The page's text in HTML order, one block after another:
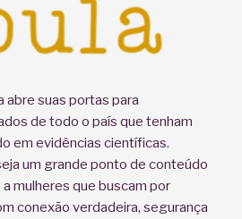
abre suas portas para
de todo o país que tenham
em evidências científicas.
um grande ponto de conteúdo
mulheres que buscam por
conexão verdadeira, segurança